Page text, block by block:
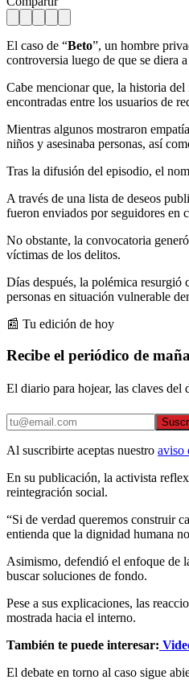
El caso de “Beto”, un hombre
controversia luego de que se diera
Cabe mencionar que, la historia
encontradas entre los usuarios de
Mientras algunos mostraron
niños y asesinaba personas, así
Tras la difusión del episodio, el
A través de una lista de deseos
fueron enviados por seguidores en
No obstante, la convocatoria
víctimas de los delitos.
Días después, la polémica resurgió
personas en situación vulnerable
📰 Tu edición de hoy
Recibe el periódico de
El diario para hojear, las claves
Al suscribirte aceptas nuestro aviso
En su publicación, la activista
reintegración social.
“Si de verdad queremos construir
entienda que la dignidad humana
Asimismo, defendió el enfoque de
buscar soluciones de fondo.
Pese a sus explicaciones, las
mostrada hacia el interno.
También te puede interesar:
El debate en torno al caso sigue